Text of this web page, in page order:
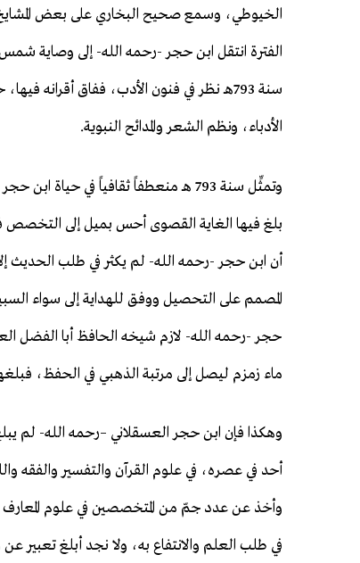
الخيوطي، وسمع صحيح البخاري على بعض
الفترة انتقل ابن حجر -رحمه الله- إلى وصاية
سنة 793هـ نظر في فنون الأدب، ففاق
الأدباء، ونظم الشعر والمدائح النبوية.
وتمثِّل سنة 793 هـ منعطفاً ثقافياً في
بلغ فيها الغاية القصوى أحس بميل إلى التخصص
المصمم على التحصيل ووفق للهداية إلى سواء
حجر -رحمه الله- لازم شيخه الحافظ أبا الفضل
ماء زمزم ليصل إلى مرتبة الذهبي في الحفظ،
وهكذا فإن ابن حجر العسقلاني –رحمه الله-
أحد في عصره، في علوم القرآن والتفسير والفقه
وأخذ عن عدد جمّ من المتخصصين في علوم المعارف
في طلب العلم والانتفاع به، ولا نجد أبلغ